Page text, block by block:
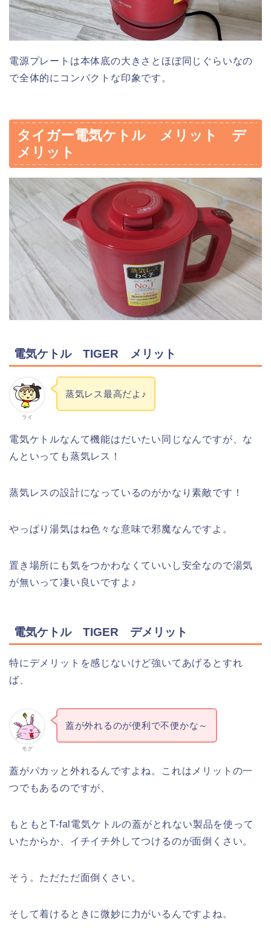
電源プレートは本体底の大きさとほぼ同じぐらいなの
で全体的にコンパクトな印象です。
タイガー電気ケトル メリット デ
メリット
電気ケトル TIGER メリット
ライ
蒸気レス最高だよ♪
電気ケトルなんて機能はだいたい同じなんですが、な
んといっても蒸気レス！
蒸気レスの設計になっているのがかなり素敵です！
やっぱり湯気はね色々な意味で邪魔なんですよ。
置き場所にも気をつかわなくていいし安全なので湯気
が無いって凄い良いですよ♪
電気ケトル TIGER デメリット
特にデメリットを感じないけど強いてあげるとすれ
ば、
モグ
蓋が外れるのが便利で不便かな～
蓋がパカッと外れるんですよね。これはメリットの一
つでもあるのですが、
もともとT-fal電気ケトルの蓋がとれない製品を使って
いたからか、イチイチ外してつけるのが面倒くさい。
そう。ただただ面倒くさい。
そして着けるときに微妙に力がいるんですよね。